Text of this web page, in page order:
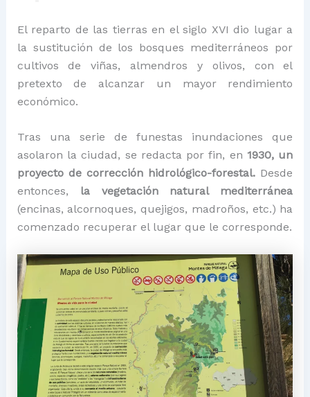
El reparto de las tierras en el siglo XVI dio lugar a
la sustitución de los bosques mediterráneos por
cultivos de viñas, almendros y olivos, con el
pretexto de alcanzar un mayor rendimiento
económico.
Tras una serie de funestas inundaciones que
asolaron la ciudad, se redacta por fin, en1930, un
proyecto de corrección hidrológico-forestal. Desde
entonces, la vegetación natural mediterránea
(encinas, alcornoques, quejigos, madroños, etc.) ha
comenzado recuperar el lugar que le corresponde.